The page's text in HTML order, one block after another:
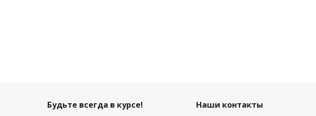
Будьте всегда в курсе!
Наши контакты